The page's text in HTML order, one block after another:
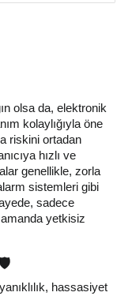
olsa da, elektronik
kolaylığıyla öne
riskini ortadan
hızlı ve
genellikle, zorla
sistemleri gibi
sadece
yetkisiz
hassasiyet